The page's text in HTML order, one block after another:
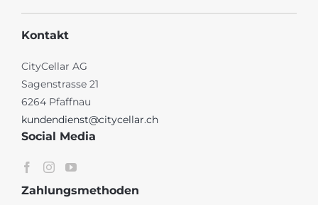
Kontakt
CityCellar AG
Sagenstrasse 21
6264 Pfaffnau
kundendienst@citycellar.ch
Social Media
Zahlungsmethoden